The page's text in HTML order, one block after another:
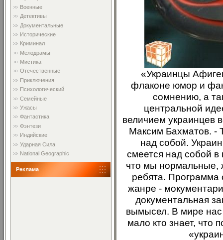
Военные
Детективы
Документальные
Исторические
Криминал
Мелодрамы
Мистика
Отечественные
Приключения
Психологический
Семейные
Ужасы
Фантастика
Фэнтези
Индийские
Ударная Сила
National Geographic
Реклама
«Украинцы
флаконе юмор и
сомнению, а
центральной
величием украинцев
Максим Бахматов. -
над собой.
смеется над собой
что мы нормальные,
ребята. Программа
жанре -
документальная
вымысел. В мире нас
мало кто знает, что